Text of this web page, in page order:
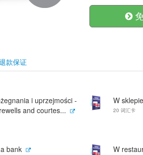
款保证
i uprzejmości -
and courtes...
W
20 词汇卡
bank W